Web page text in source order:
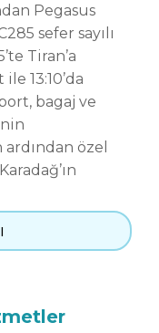
Pegasus
sefer sayılı
Tiran’a
13:10’da
bagaj ve
ardından özel
Balkanların
Şehrin şirin